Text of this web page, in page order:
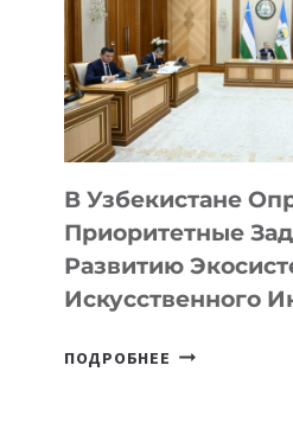
В Узбекистане
Приоритетные
Развитию
Искусственного
ПОДРОБНЕЕ В